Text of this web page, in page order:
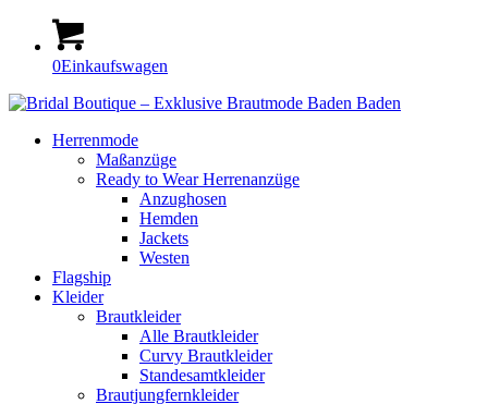
0Einkaufswagen
Herrenmode
Maßanzüge
Ready to Wear Herrenanzüge
Anzughosen
Hemden
Jackets
Westen
Flagship
Kleider
Braut­kleider
Alle Brautkleider
Curvy Braut­kleider
Standesamt­­­kleider
Braut­jungfern­kleider